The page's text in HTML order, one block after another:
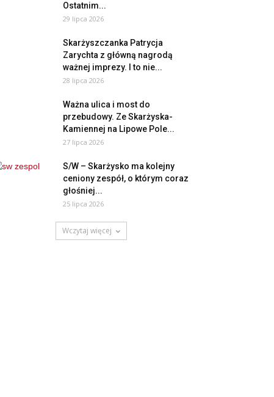
Ostatnim...
29 lipca 2026
Skarżyszczanka Patrycja
Zarychta z główną nagrodą
ważnej imprezy. I to nie...
28 lipca 2026
Ważna ulica i most do
przebudowy. Ze Skarżyska-
Kamiennej na Lipowe Pole...
27 lipca 2026
S/W – Skarżysko ma kolejny
ceniony zespół, o którym coraz
głośniej...
25 lipca 2026
Wczytaj więcej